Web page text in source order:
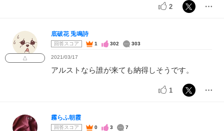
2
△
底破花 兎鳴詩
回答スコア 1 302 303
2021/03/17
アルストなら誰が来ても納得しそうです。
1
霧らふ朝霞
回答スコア 0 3 7